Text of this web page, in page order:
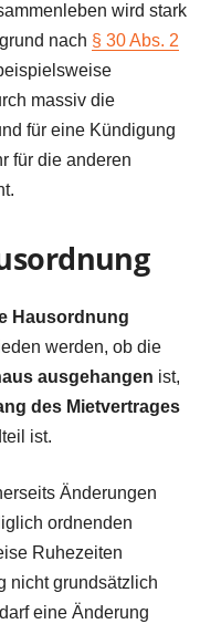
wird stark
nach § 30 Abs. 2
massiv die
für eine Kündigung
für die anderen
Hausordnung
werden, ob die
ausgehangen ist,
des Mietvertrages
ist.
Änderungen
ordnenden
Ruhezeiten
nicht grundsätzlich
eine Änderung